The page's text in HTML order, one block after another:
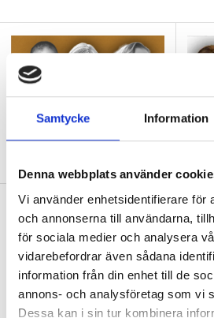
Samtycke Information
Denna webbplats använder
Vi använder enhetsidentifierare för
och annonserna till användarna,
för sociala medier och analysera
vidarebefordrar även sådana
information från din enhet till de
annons- och analysföretag som vi
Dessa kan i sin tur kombinera
Så arbetar vägledare med
Ida
Hur syv:ar hanterar
drömmar
PANELENVi frågade tre studie- och
yrkesvägledare om den svåra
mellan förväntningar och möjligheter.